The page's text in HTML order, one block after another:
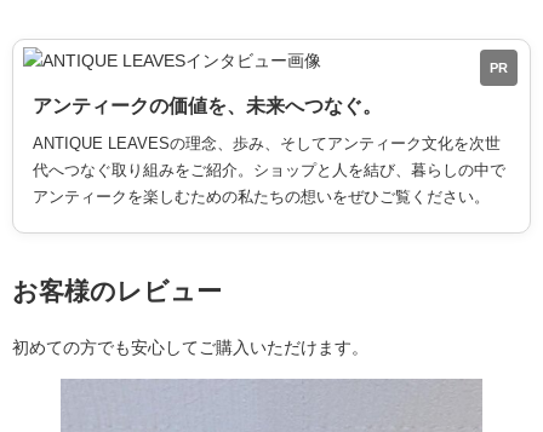
PR
アンティークの価値を、未来へつなぐ。
ANTIQUE LEAVESの理念、歩み、そしてアンティーク文化を次世
代へつなぐ取り組みをご紹介。ショップと人を結び、暮らしの中で
アンティークを楽しむための私たちの想いをぜひご覧ください。
お客様のレビュー
初めての方でも安心してご購入いただけます。